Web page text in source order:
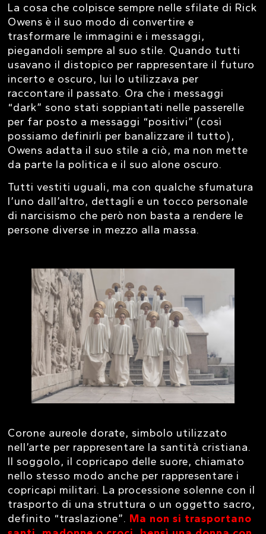
La cosa che colpisce sempre nelle sfilate di Rick
Owens è il suo modo di convertire e
trasformare le immagini e i messaggi,
piegandoli sempre al suo stile. Quando tutti
usavano il distopico per rappresentare il futuro
incerto e oscuro, lui lo utilizzava per
raccontare il passato. Ora che i messaggi
“dark” sono stati soppiantati nelle passerelle
per far posto a messaggi “positivi” (così
possiamo definirli per banalizzare il tutto),
Owens adatta il suo stile a ciò, ma non mette
da parte la politica e il suo alone oscuro.
Tutti vestiti uguali, ma con qualche sfumatura
l’uno dall’altro, dettagli e un tocco personale
di narcisismo che però non basta a rendere le
persone diverse in mezzo alla massa.
Corone aureole dorate, simbolo utilizzato
nell’arte per rappresentare la santità cristiana.
Il soggolo, il copricapo delle suore, chiamato
nello stesso modo anche per rappresentare i
copricapi militari. La processione solenne con il
trasporto di una struttura o un oggetto sacro,
definito “traslazione”. Ma non si trasportano